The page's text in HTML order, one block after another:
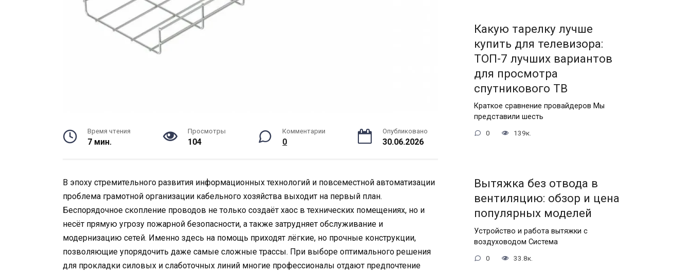
Время чтения
7 мин.
Просмотры
104
Комментарии
0
Опубликовано
30.06.2026
В эпоху стремительного развития информационных технологий и повсеместной автоматизации
проблема грамотной организации кабельного хозяйства выходит на первый план.
Беспорядочное скопление проводов не только создаёт хаос в технических помещениях, но и
несёт прямую угрозу пожарной безопасности, а также затрудняет обслуживание и
модернизацию сетей. Именно здесь на помощь приходят лёгкие, но прочные конструкции,
позволяющие упорядочить даже самые сложные трассы. При выборе оптимального решения
для прокладки силовых и слаботочных линий многие профессионалы отдают предпочтение
Какую тарелку лучше
купить для телевизора:
ТОП-7 лучших вариантов
для просмотра
спутникового ТВ
Краткое сравнение провайдеров Мы
представили шесть
0 139к.
Вытяжка без отвода в
вентиляцию: обзор и цена
популярных моделей
Устройство и работа вытяжки с
воздуховодом Система
0 33.8к.